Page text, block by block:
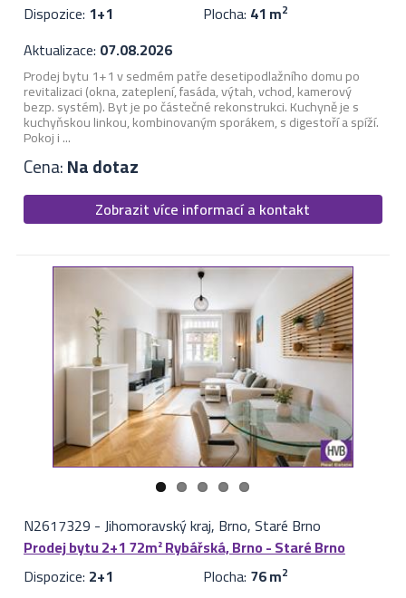
Dispozice: 1+1 Plocha: 41 m2
Aktualizace: 07.08.2026
Prodej bytu 1+1 v sedmém patře desetipodlažního domu po
revitalizaci (okna, zateplení, fasáda, výtah, vchod, kamerový
bezp. systém). Byt je po částečné rekonstrukci. Kuchyně je s
kuchyňskou linkou, kombinovaným sporákem, s digestoří a spíží.
Pokoj i ...
Cena:Na dotaz
Zobrazit více informací a kontakt
N2617329 -Jihomoravský kraj, Brno, Staré Brno
Prodej bytu 2+1 72m² Rybářská, Brno - Staré Brno
Dispozice: 2+1 Plocha: 76 m2